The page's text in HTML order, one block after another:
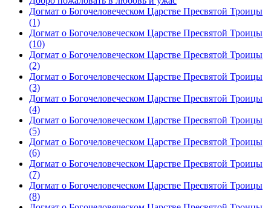
Догмат о Богочеловеческом Царстве Пресвятой Троицы
(1)
Догмат о Богочеловеческом Царстве Пресвятой Троицы
(10)
Догмат о Богочеловеческом Царстве Пресвятой Троицы
(2)
Догмат о Богочеловеческом Царстве Пресвятой Троицы
(3)
Догмат о Богочеловеческом Царстве Пресвятой Троицы
(4)
Догмат о Богочеловеческом Царстве Пресвятой Троицы
(5)
Догмат о Богочеловеческом Царстве Пресвятой Троицы
(6)
Догмат о Богочеловеческом Царстве Пресвятой Троицы
(7)
Догмат о Богочеловеческом Царстве Пресвятой Троицы
(8)